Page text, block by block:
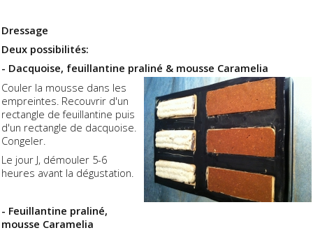
Dressage
Deux possibilités:
- Dacquoise, feuillantine praliné & mousse Caramelia
Couler la mousse dans les
empreintes. Recouvrir d'un
rectangle de feuillantine puis
d'un rectangle de dacquoise.
Congeler.
Le jour J, démouler 5-6
heures avant la dégustation.
- Feuillantine praliné,
mousse Caramelia